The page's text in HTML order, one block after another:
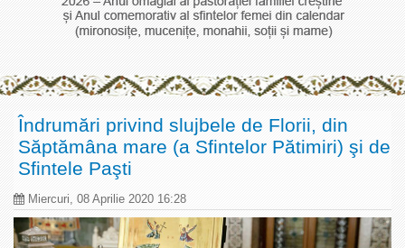
Îndrumări privind slujbele de Florii, din
Săptămâna mare (a Sfintelor Pătimiri) şi de
Sfintele Paşti
Miercuri, 08 Aprilie 2020 16:28